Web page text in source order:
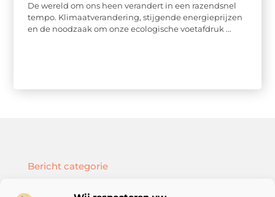
De wereld om ons heen verandert in een razendsnel
tempo. Klimaatverandering, stijgende energieprijzen
en de noodzaak om onze ecologische voetafdruk ...
Bericht categorie